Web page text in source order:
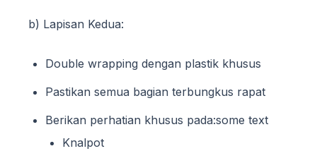
b) Lapisan Kedua:
Double wrapping dengan plastik khusus
Pastikan semua bagian terbungkus rapat
Berikan perhatian khusus pada:some text
Knalpot